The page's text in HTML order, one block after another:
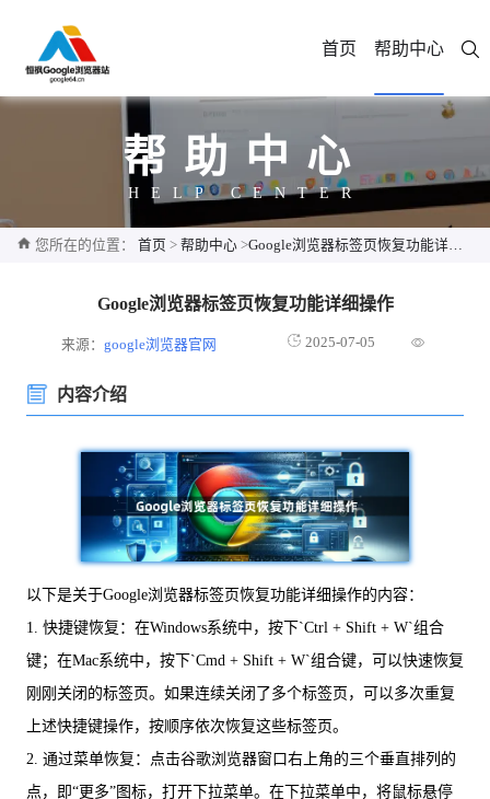
首页 帮助中心
帮助中心
HELP CENTER
您所在的位置： 首页 > 帮助中心 >Google浏览器标签页恢复功能详细操作
Google浏览器标签页恢复功能详细操作
来源：google浏览器官网 2025-07-05
内容介绍
以下是关于Google浏览器标签页恢复功能详细操作的内容：
1. 快捷键恢复：在Windows系统中，按下`Ctrl + Shift + W`组合
键；在Mac系统中，按下`Cmd + Shift + W`组合键，可以快速恢复
刚刚关闭的标签页。如果连续关闭了多个标签页，可以多次重复
上述快捷键操作，按顺序依次恢复这些标签页。
2. 通过菜单恢复：点击谷歌浏览器窗口右上角的三个垂直排列的
点，即“更多”图标，打开下拉菜单。在下拉菜单中，将鼠标悬停